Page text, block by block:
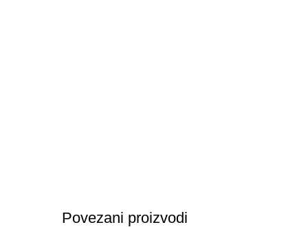
Povezani proizvodi